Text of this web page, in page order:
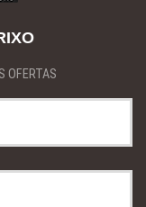
OFERTAS